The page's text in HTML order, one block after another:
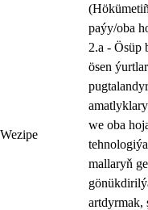
paýy/oba
Wezipe
2.a - Ösüp
ösen
we oba
mallaryň
artdyrmak,